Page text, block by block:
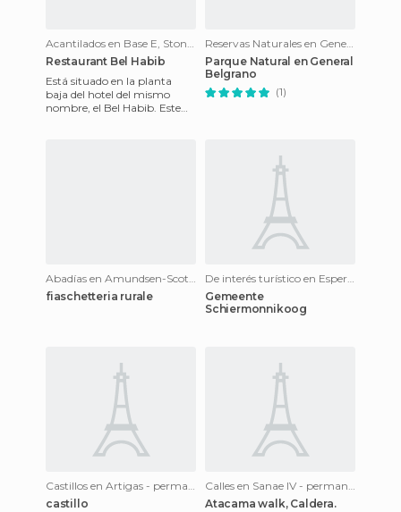
Acantilados en Base E, Stonington Island
Restaurant Bel Habib
Está situado en la planta
baja del hotel del mismo
nombre, el Bel Habib. Este
Reservas Naturales en General Belgrano II - permanent station of Argentina
Parque Natural en General
Belgrano
(1)
Abadías en Amundsen-Scott - permanent station of the US
fiaschetteria rurale
De interés turístico en Esperanza - permanent station of Argentina
Gemeente
Schiermonnikoog
Castillos en Artigas - permanent station of Uruguay
castillo
Calles en Sanae IV - permanent station of South Africa
Atacama walk, Caldera.